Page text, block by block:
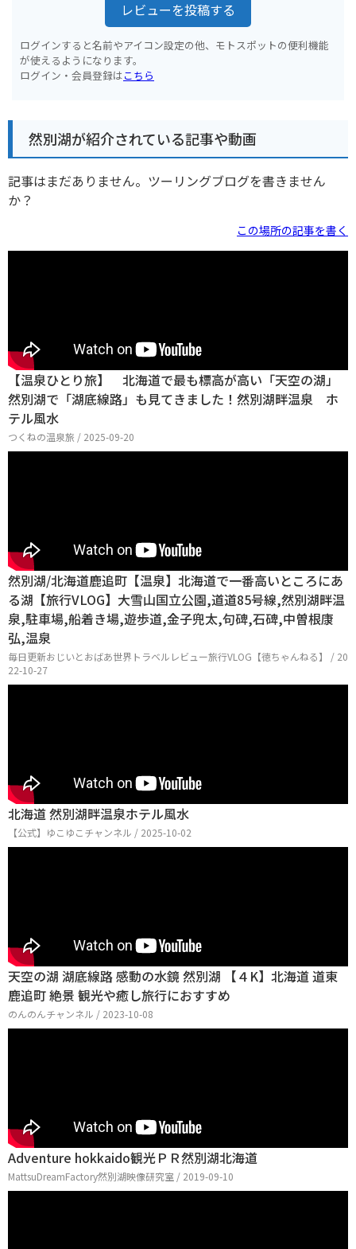
レビューを投稿する
ログインすると名前やアイコン設定の他、モトスポットの便利機能
が使えるようになります。
ログイン・会員登録はこちら
然別湖が紹介されている記事や動画
記事はまだありません。ツーリングブログを書きません
か？
この場所の記事を書く
【温泉ひとり旅】 北海道で最も標高が高い「天空の湖」
然別湖で「湖底線路」も見てきました！然別湖畔温泉 ホ
テル風水
つくねの温泉旅 / 2025-09-20
然別湖/北海道鹿追町【温泉】北海道で一番高いところにあ
る湖【旅行VLOG】大雪山国立公園,道道85号線,然別湖畔温
泉,駐車場,船着き場,遊歩道,金子兜太,句碑,石碑,中曽根康
弘,温泉
毎日更新おじいとおばあ世界トラベルレビュー旅行VLOG【徳ちゃんねる】 / 20
22-10-27
北海道 然別湖畔温泉ホテル風水
【公式】ゆこゆこチャンネル / 2025-10-02
天空の湖 湖底線路 感動の水鏡 然別湖 【４K】北海道 道東
鹿追町 絶景 観光や癒し旅行におすすめ
のんのんチャンネル / 2023-10-08
Adventure hokkaido観光ＰＲ然別湖北海道
MattsuDreamFactory然別湖映像研究室 / 2019-09-10